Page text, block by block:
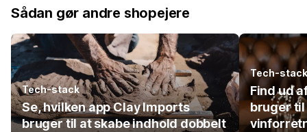
Sådan gør andre shopejere
Tech-stack
Se, hvilken app Clay Imports
bruger til at skabe indhold dobbelt
Tech-stack
Find ud
bruger til